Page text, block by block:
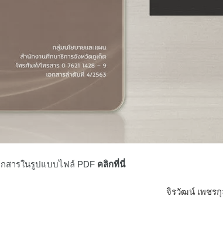
สารในรูปแบบไฟล์ PDF คลิกที่นี่
จิรวัฒน์ เพชร